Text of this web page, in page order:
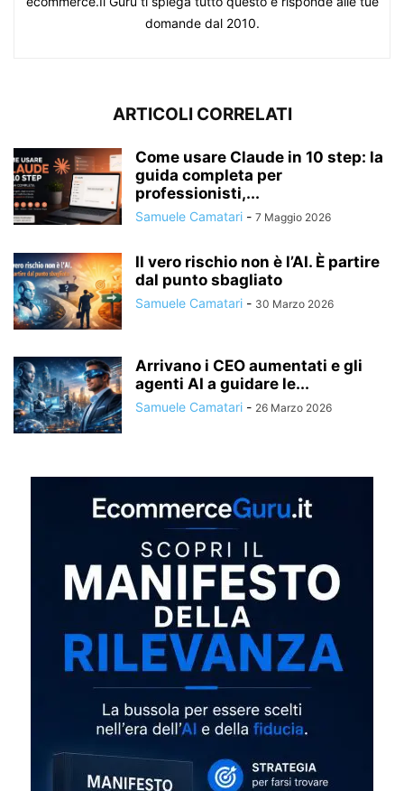
domande dal 2010.
ARTICOLI CORRELATI
Come usare Claude in 10 step: la
guida completa per
professionisti,...
Samuele Camatari - 7 Maggio 2026
Il vero rischio non è l’AI. È partire
dal punto sbagliato
Samuele Camatari - 30 Marzo 2026
Arrivano i CEO aumentati e gli
agenti AI a guidare le...
Samuele Camatari - 26 Marzo 2026